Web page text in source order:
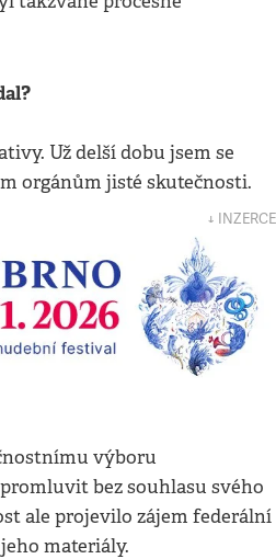
Už delší dobu jsem se
orgánům jisté skutečnosti.
↓ INZERCE
výboru
bez souhlasu svého
ale projevilo zájem federální
materiály.